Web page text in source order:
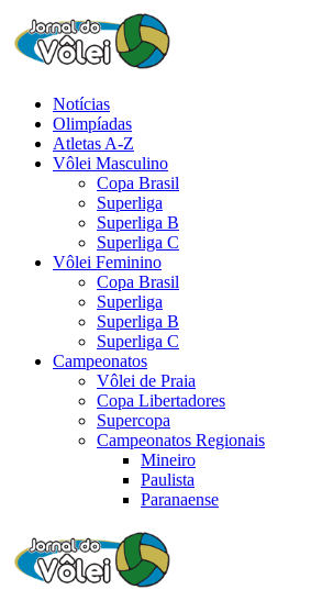
Notícias
Olimpíadas
Atletas A-Z
Vôlei Masculino
Copa Brasil
Superliga
Superliga B
Superliga C
Vôlei Feminino
Copa Brasil
Superliga
Superliga B
Superliga C
Campeonatos
Vôlei de Praia
Copa Libertadores
Supercopa
Campeonatos Regionais
Mineiro
Paulista
Paranaense